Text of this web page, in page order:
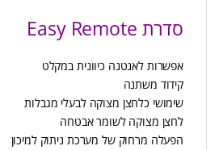
סדרת Easy Remote
אפשרות לאנטנה כיוונית במקלט
קידוד משתנה
שימושי כלחצן מצוקה לבעלי מגבלות
לחצן מצוקה לשומר אבטחה
הפעלה מרחוק של מערכת ניתוק למיכון